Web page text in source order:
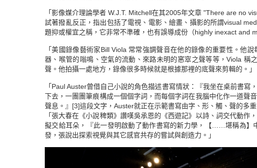
「影像媒介理論學者 W.J.T. Mitchell在其2005年文章 "There are no
試著撥亂反正，指出包括了電視、電影、繪畫、攝影的所謂visual
題抑或權宜之稱，它非常不準確，也有誤導成份（highly inexact and
「美國錄像藝術家Bill Viola 常常強調聲音在他的錄像的重要性。
器、喉管的嗡鳴、空氣的流動、來路未明的窸窣之聲等等，Viola
聲。他拍攝一處地方，錄像很多時候就是根據那裡的底聲來剪輯的。」
「Paul Auster曾借自己小說的角色描述書寫情狀：『我坐在桌前書
下去，一團團筆痕構成一個個字詞，而每個字詞在我腦中化作一道聲
聲息。』 [3]這段文字，Auster就正在示範書寫由字、形、觸、聲的多
「張大春在《小說稗類》讚嘆吳承恩的《西遊記》以詩、詞交代動
擬交給耳朵，『此一發明啟動了動作書寫的新力學，【……堪稱為】
發，張說出探索視覺與其它感官共存的嘗試與創造力。」